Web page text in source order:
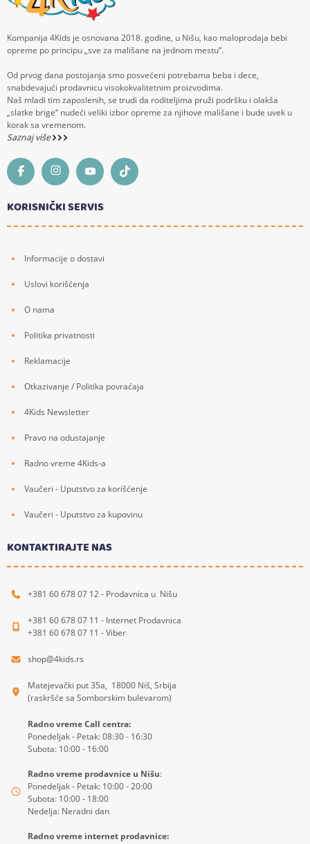
Kompanija 4Kids je osnovana 2018. godine, u Nišu, kao maloprodaja bebi
opreme po principu „sve za mališane na jednom mestu“.
Od prvog dana postojanja smo posvećeni potrebama beba i dece,
snabdevajući prodavnicu visokokvalitetnim proizvodima.
Naš mladi tim zaposlenih, se trudi da roditeljima pruži podršku i olakša
„slatke brige“ nudeći veliki izbor opreme za njihove mališane i bude uvek u
korak sa vremenom.
Saznaj više
KORISNIČKI SERVIS
Informacije o dostavi
Uslovi korišćenja
O nama
Politika privatnosti
Reklamacije
Otkazivanje / Politika povraćaja
4Kids Newsletter
Pravo na odustajanje
Radno vreme 4Kids-a
Vaučeri - Uputstvo za korišćenje
Vaučeri - Uputstvo za kupovinu
KONTAKTIRAJTE NAS
+381 60 678 07 12 - Prodavnica u Nišu
+381 60 678 07 11 - Internet Prodavnica
+381 60 678 07 11 - Viber
shop@4kids.rs
Matejevački put 35a, 18000 Niš, Srbija
(raskršće sa Somborskim bulevarom)
Radno vreme Call centra:
Ponedeljak - Petak: 08:30 - 16:30
Subota: 10:00 - 16:00
Radno vreme prodavnice u Nišu:
Ponedeljak - Petak: 10:00 - 20:00
Subota: 10:00 - 18:00
Nedelja: Neradni dan
Radno vreme internet prodavnice: